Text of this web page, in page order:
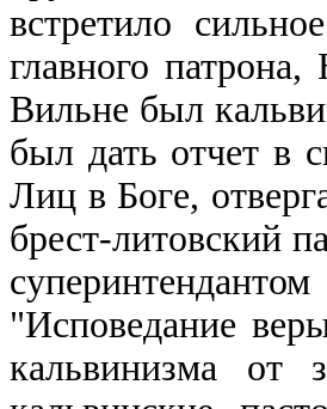
встретило
главного
Вильне был
был дать отчет в
Лиц в Боге,
брест-литовский
"Исповедание
кальвинизма от